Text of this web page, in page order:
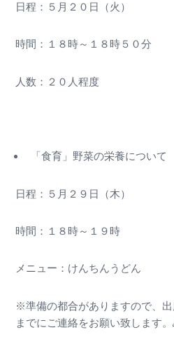
日程：５月２０日（火）
時間：１８時～１８時５０分
人数：２０人程度
「食育」野菜の栄養について
日程：５月２９日（木）
時間：１８時～１９時
メニュー：けんちんうどん
※準備の都合がありますので、
までにご連絡をお願い致します